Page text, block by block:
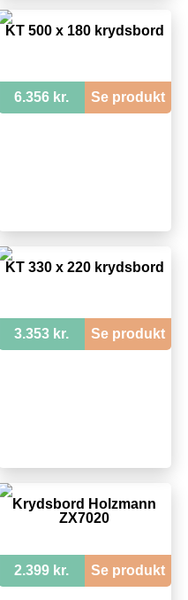
KT 500 x 180 krydsbord
6.356 kr. Se produkt
KT 330 x 220 krydsbord
3.353 kr. Se produkt
Krydsbord Holzmann
ZX7020
2.399 kr. Se produkt